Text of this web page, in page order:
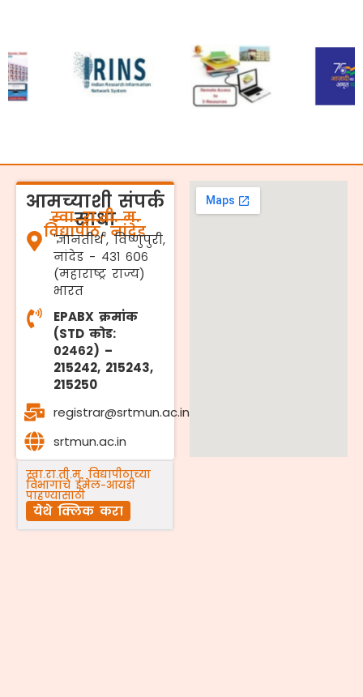
आमच्याशी संपर्क
साधा
स्वा. रा.ती. म.
विद्यापीठ, नांदेड
'ज्ञानतीर्थ', विष्णुपुरी,
नांदेड - ४३१ ६०६
(महाराष्ट्र राज्य)
भारत
EPABX क्रमांक
(STD कोड:
०२४६२) –
215242, 215243,
215250
registrar@srtmun.ac.in
srtmun.ac.in
स्वा.रा.ती.म. विद्यापीठाच्या
विभागांचे ईमेल-आयडी
पाहण्यासाठी
येथे क्लिक करा